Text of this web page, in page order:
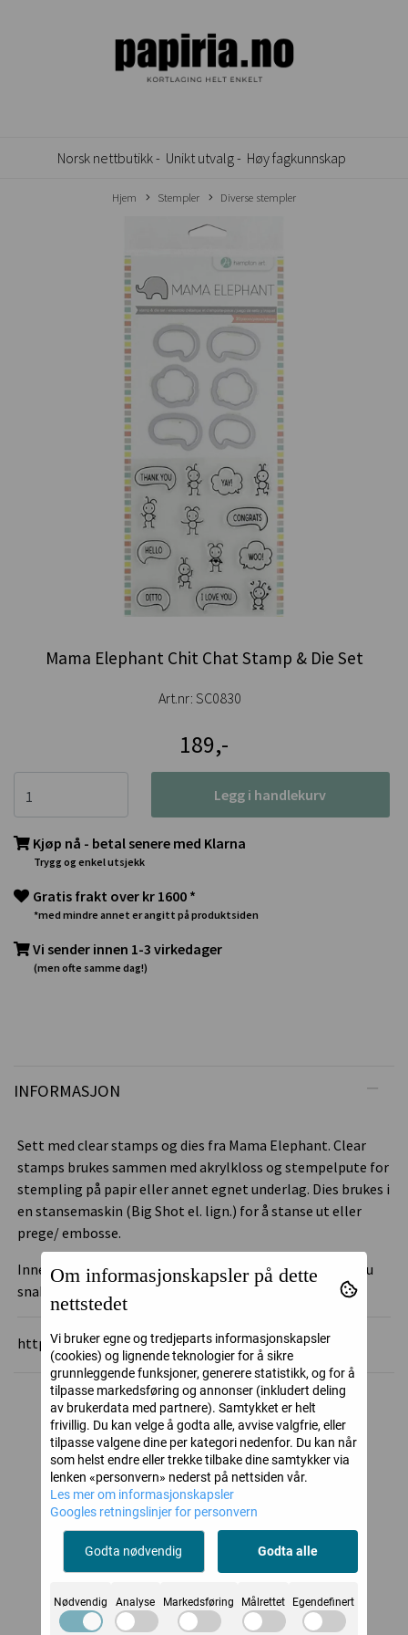
Norsk nettbutikk - Unikt utvalg - Høy fagkunnskap
Hjem Stempler Diverse stempler
Mama Elephant Chit Chat Stamp & Die Set
Art.nr: SC0830
189,-
Legg i handlekurv
Kjøp nå - betal senere med Klarna
Trygg og enkel utsjekk
Gratis frakt over kr 1600 *
*med mindre annet er angitt på produktsiden
Vi sender innen 1-3 virkedager
(men ofte samme dag!)
INFORMASJON
Sett med clear stamps og dies fra Mama Elephant. Clear
stamps brukes sammen med akrylkloss og stempelpute for
stempling på papir eller annet egnet underlag. Dies brukes i
en stansemaskin (Big Shot el. lign.) for å stanse ut eller
prege/ embosse.
Inneholder seks dies, og sju små strekfigurer/ maur og sju
snakkebobler. Mål på figurene er ca 1,5 x 2 cm.
https://mamaelephant.com/
Alternative produkter
Om informasjonskapsler på dette
nettstedet
Vi bruker egne og tredjeparts informasjonskapsler
(cookies) og lignende teknologier for å sikre
grunnleggende funksjoner, generere statistikk, og for å
tilpasse markedsføring og annonser (inkludert deling
av brukerdata med partnere). Samtykket er helt
frivillig. Du kan velge å godta alle, avvise valgfrie, eller
tilpasse valgene dine per kategori nedenfor. Du kan når
som helst endre eller trekke tilbake dine samtykker via
lenken «personvern» nederst på nettsiden vår.
Les mer om informasjonskapsler
Googles retningslinjer for personvern
Godta nødvendig Godta alle
Nødvendig Analyse Markedsføring Målrettet Egendefinert